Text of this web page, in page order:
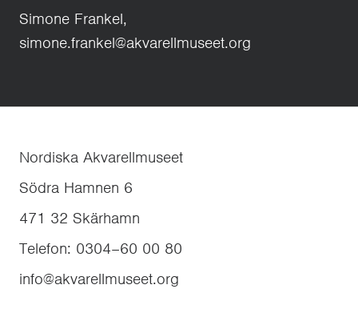
Simone Frankel,
simone.frankel@akvarellmuseet.org
Nordiska Akvarellmuseet
Södra Hamnen 6
471 32 Skärhamn
Telefon: 0304–60 00 80
info@akvarellmuseet.org